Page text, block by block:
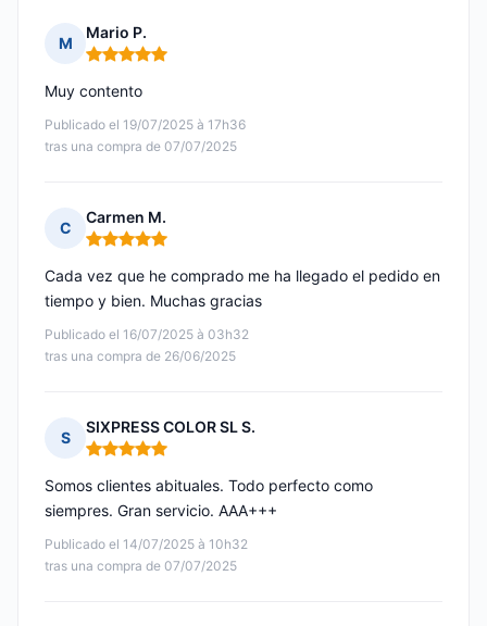
M
Mario P.
Nota: 5 de 5
Publicado el 19/07/2025 à 17h36
tras una compra de 07/07/2025
Muy contento
C
Carmen M.
Nota: 5 de 5
Publicado el 16/07/2025 à 03h32
tras una compra de 26/06/2025
Cada vez que he comprado me ha llegado el pedido en
tiempo y bien. Muchas gracias
S
SIXPRESS COLOR SL S.
Nota: 5 de 5
Publicado el 14/07/2025 à 10h32
tras una compra de 07/07/2025
Somos clientes abituales. Todo perfecto como
siempres. Gran servicio. AAA+++